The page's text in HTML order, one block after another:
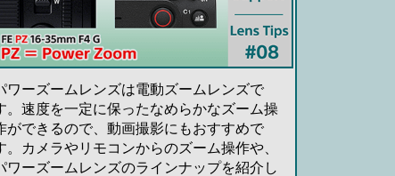
ワーズームレンズは電動ズームレンズで
。速度を一定に保ったなめらかなズーム操
ができるので、動画撮影にもおすすめで
。カメラやリモコンからのズーム操作や、
ワーズームレンズのラインナップを紹介し